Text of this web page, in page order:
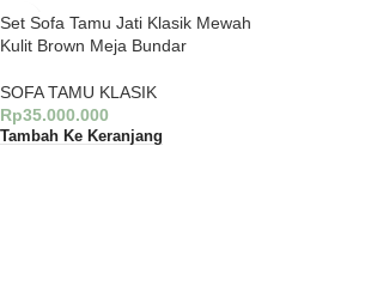
Set Sofa Tamu Jati Klasik Mewah
Kulit Brown Meja Bundar
SOFA TAMU KLASIK
Rp35.000.000
Tambah Ke Keranjang